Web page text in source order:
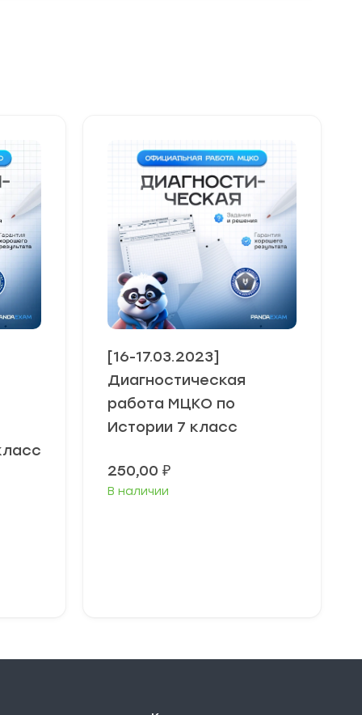
[16-17.03.2023]
Диагностическая
работа МЦКО по
Истории 7 класс
250,00 ₽
В наличии